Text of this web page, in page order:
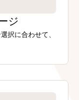
ジ
択に合わせて、